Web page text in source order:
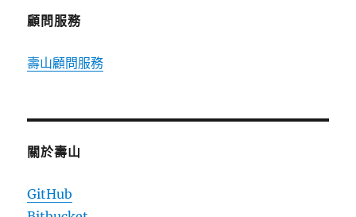
顧問服務
壽山顧問服務
關於壽山
GitHub